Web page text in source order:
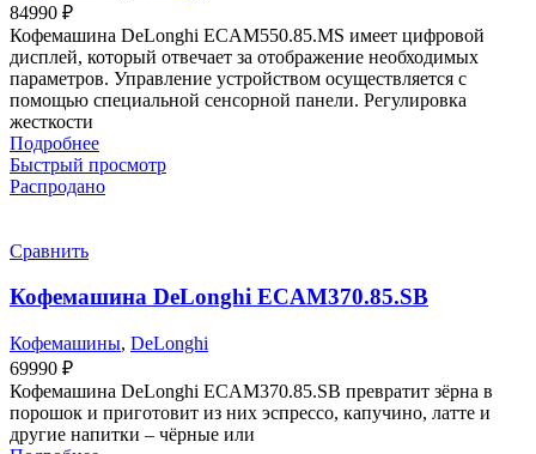
84990 ₽
Кофемашина DeLonghi ECAM550.85.MS имеет цифровой
дисплей, который отвечает за отображение необходимых
параметров. Управление устройством осуществляется с
помощью специальной сенсорной панели. Регулировка
жесткости
Подробнее
Быстрый просмотр
Распродано
Сравнить
Кофемашина DeLonghi ECAM370.85.SB
Кофемашины, DeLonghi
69990 ₽
Кофемашина DeLonghi ECAM370.85.SB превратит зёрна в
порошок и приготовит из них эспрессо, капучино, латте и
другие напитки – чёрные или